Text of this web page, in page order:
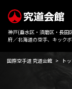
神戸(垂水区・須磨区・長田
府／北海道の空手、キック
国際空手道 究道会館 > ト